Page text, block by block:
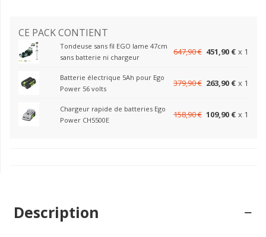
CE PACK CONTIENT
Tondeuse sans fil EGO lame 47cm
sans batterie ni chargeur
647,90 € 451,90 € x 1
Batterie électrique 5Ah pour Ego
Power 56 volts
379,90 € 263,90 € x 1
Chargeur rapide de batteries Ego
Power CH5500E
158,90 € 109,90 € x 1
Description